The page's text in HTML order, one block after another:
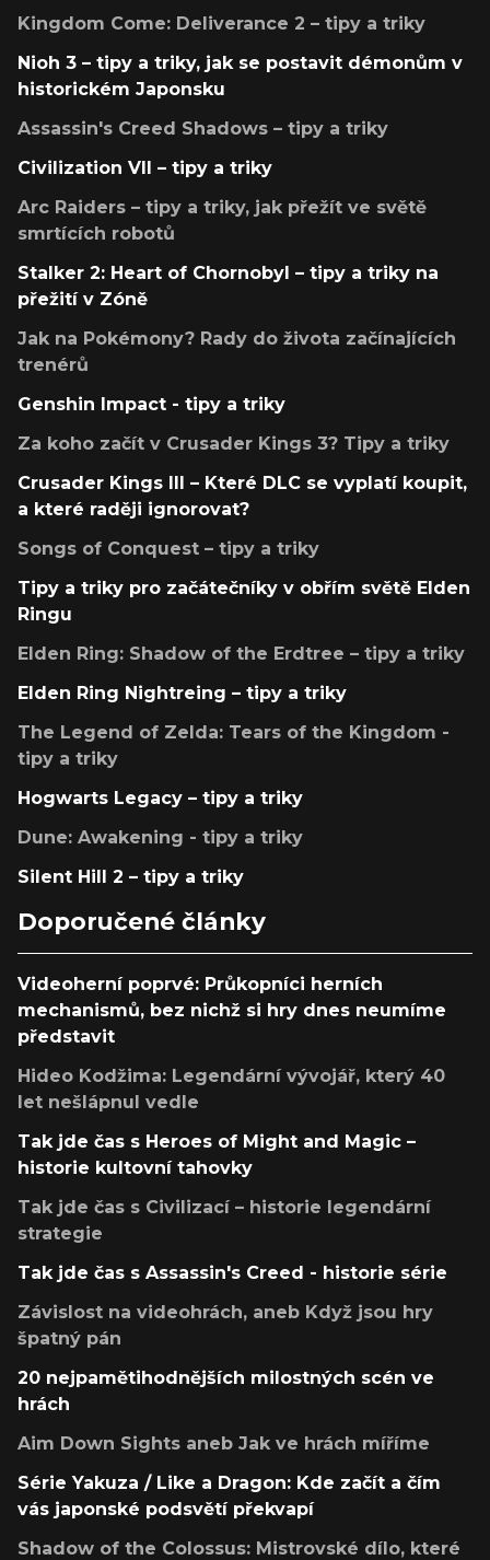
Kingdom Come: Deliverance 2 – tipy a triky
Nioh 3 – tipy a triky, jak se postavit démonům v
historickém Japonsku
Assassin's Creed Shadows – tipy a triky
Civilization VII – tipy a triky
Arc Raiders – tipy a triky, jak přežít ve světě
smrtících robotů
Stalker 2: Heart of Chornobyl – tipy a triky na
přežití v Zóně
Jak na Pokémony? Rady do života začínajících
trenérů
Genshin Impact - tipy a triky
Za koho začít v Crusader Kings 3? Tipy a triky
Crusader Kings III – Které DLC se vyplatí koupit,
a které raději ignorovat?
Songs of Conquest – tipy a triky
Tipy a triky pro začátečníky v obřím světě Elden
Ringu
Elden Ring: Shadow of the Erdtree – tipy a triky
Elden Ring Nightreing – tipy a triky
The Legend of Zelda: Tears of the Kingdom -
tipy a triky
Hogwarts Legacy – tipy a triky
Dune: Awakening - tipy a triky
Silent Hill 2 – tipy a triky
Doporučené články
Videoherní poprvé: Průkopníci herních
mechanismů, bez nichž si hry dnes neumíme
představit
Hideo Kodžima: Legendární vývojář, který 40
let nešlápnul vedle
Tak jde čas s Heroes of Might and Magic –
historie kultovní tahovky
Tak jde čas s Civilizací – historie legendární
strategie
Tak jde čas s Assassin's Creed - historie série
Závislost na videohrách, aneb Když jsou hry
špatný pán
20 nejpamětihodnějších milostných scén ve
hrách
Aim Down Sights aneb Jak ve hrách míříme
Série Yakuza / Like a Dragon: Kde začít a čím
vás japonské podsvětí překvapí
Shadow of the Colossus: Mistrovské dílo, které